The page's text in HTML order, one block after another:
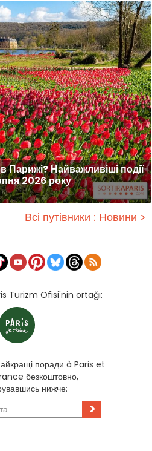
Парижі? Найважливіші події
2026 року
Всі путівники : Новини >
Turizm Ofisi'nin ortağı:
поради à Paris et
безкоштовно,
нижче:
>